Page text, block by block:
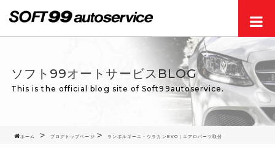
ソフト99オートサービスBLOG
This is the official blog site of Soft99autoservice.
ホーム ブログトップページ ランボルギーニ・ウラカンEVO｜エアロパーツ取付